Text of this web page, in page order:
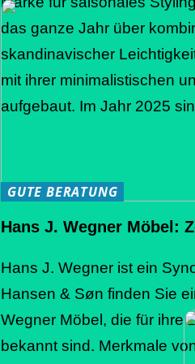
das ganze Jahr über
skandinavischer
mit ihrer minimalistischen
aufgebaut. Im Jahr 2025
GUTE BERATUNG
Hans J. Wegner Möbel:
Hans J. Wegner ist ein
Hansen & Søn finden Sie
Wegner Möbel, die für ihre
bekannt sind. Merkmale